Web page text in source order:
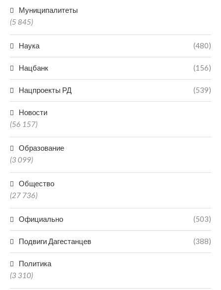
Муниципалитеты
(5 845)
Наука (480)
Нацбанк (156)
Нацпроекты РД (539)
Новости
(56 157)
Образование
(3 099)
Общество
(27 736)
Официально (503)
Подвиги Дагестанцев (388)
Политика
(3 310)